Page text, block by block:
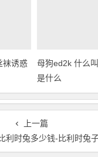
袜诱惑
母狗ed2k 什么
是什么
上一篇
利时兔多少钱-比利时兔